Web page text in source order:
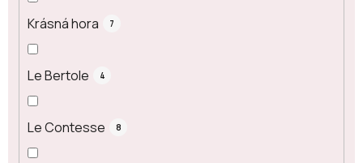
Krásná hora 7
Le Bertole 4
Le Contesse 8